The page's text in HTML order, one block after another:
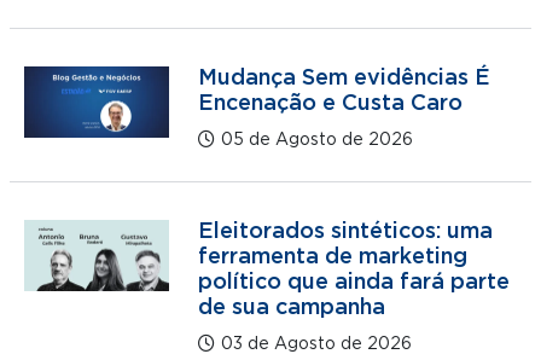
Mudança Sem evidências É
Encenação e Custa Caro
05 de Agosto de 2026
Eleitorados sintéticos: uma
ferramenta de marketing
político que ainda fará parte
de sua campanha
03 de Agosto de 2026